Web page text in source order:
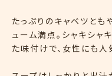
たっぷりのキャベツとも
ューム満点。シャキシャ
た味付けで、女性にも人